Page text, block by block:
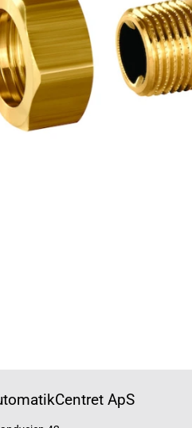
ApS